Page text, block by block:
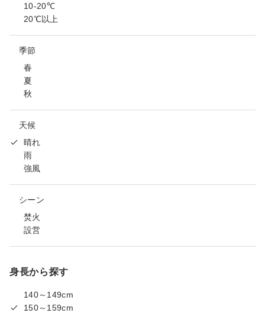
10-20℃
20℃以上
季節
春
夏
秋
天候
晴れ
雨
強風
シーン
焚火
設営
身長から探す
140～149cm
150～159cm